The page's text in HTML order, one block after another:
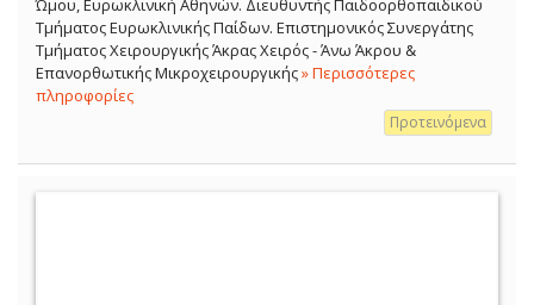
Ώμου, Ευρωκλινική Αθηνών. Διευθυντής Παιδοορθοπαιδικού
Τμήματος Ευρωκλινικής Παίδων. Επιστημονικός Συνεργάτης
Τμήματος Χειρουργικής Άκρας Χειρός - Άνω Άκρου &
Επανορθωτικής Μικροχειρουργικής» Περισσότερες
πληροφορίες
Προτεινόμενα